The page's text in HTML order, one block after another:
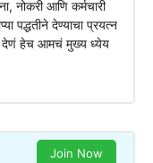
नोकरी आणि कर्मचारी
पद्धतीने देण्याचा प्रयत्न
देणं हेच आमचं मुख्य ध्येय
Join Now